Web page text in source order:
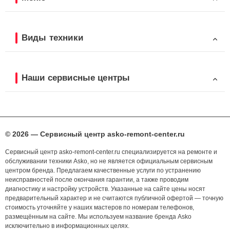
Виды техники
Наши сервисные центры
© 2026 — Сервисный центр asko-remont-center.ru
Сервисный центр asko-remont-center.ru специализируется на ремонте и
обслуживании техники Asko, но не является официальным сервисным
центром бренда. Предлагаем качественные услуги по устранению
неисправностей после окончания гарантии, а также проводим
диагностику и настройку устройств. Указанные на сайте цены носят
предварительный характер и не считаются публичной офертой — точную
стоимость уточняйте у наших мастеров по номерам телефонов,
размещённым на сайте. Мы используем название бренда Asko
исключительно в информационных целях.